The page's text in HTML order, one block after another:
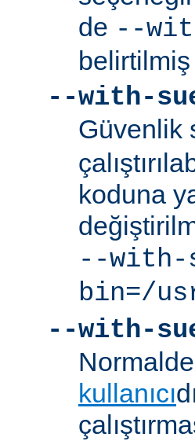
de --
belirtilmiş
--with-
Güvenlik
koduna
--with-
bin=/
--with-
kullanıcı